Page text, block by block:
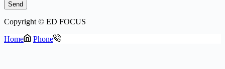
Send
Copyright © ED FOCUS
Home Phone